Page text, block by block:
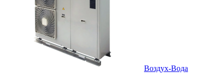
Воздух-Вода